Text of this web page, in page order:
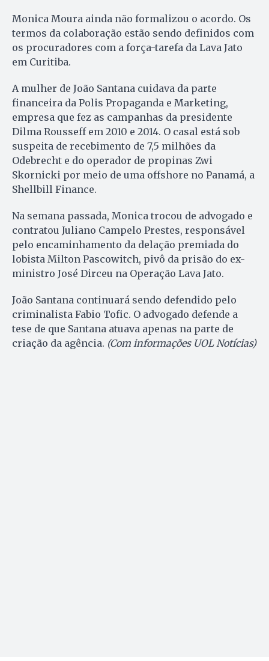
Monica Moura ainda não formalizou o acordo. Os
termos da colaboração estão sendo definidos com
os procuradores com a força-tarefa da Lava Jato
em Curitiba.
A mulher de João Santana cuidava da parte
financeira da Polis Propaganda e Marketing,
empresa que fez as campanhas da presidente
Dilma Rousseff em 2010 e 2014. O casal está sob
suspeita de recebimento de 7,5 milhões da
Odebrecht e do operador de propinas Zwi
Skornicki por meio de uma offshore no Panamá, a
Shellbill Finance.
Na semana passada, Monica trocou de advogado e
contratou Juliano Campelo Prestes, responsável
pelo encaminhamento da delação premiada do
lobista Milton Pascowitch, pivô da prisão do ex-
ministro José Dirceu na Operação Lava Jato.
João Santana continuará sendo defendido pelo
criminalista Fabio Tofic. O advogado defende a
tese de que Santana atuava apenas na parte de
criação da agência. (Com informações UOL Notícias)